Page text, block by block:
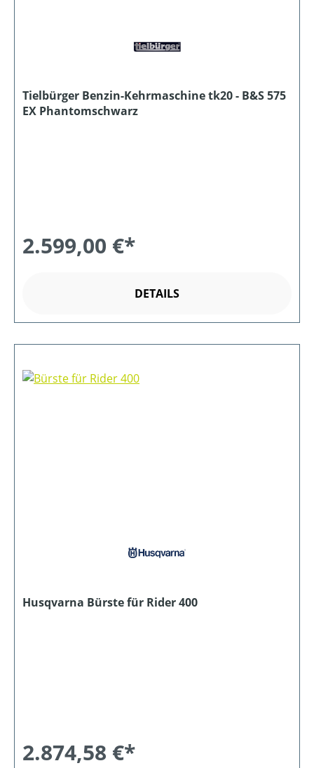
Tielbürger Benzin-Kehrmaschine tk20 - B&S 575
EX Phantomschwarz
2.599,00 €*
DETAILS
Husqvarna Bürste für Rider 400
2.874,58 €*